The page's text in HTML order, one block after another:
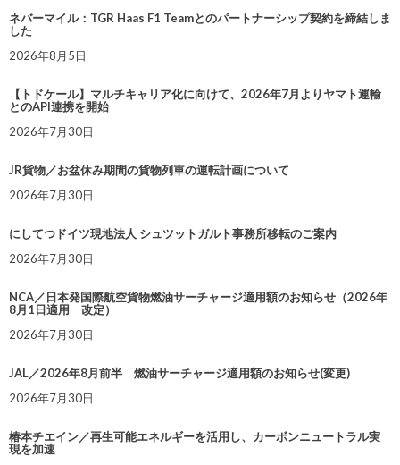
ネバーマイル：TGR Haas F1 Teamとのパートナーシップ契約を締結しま
した
2026年8月5日
【トドケール】マルチキャリア化に向けて、2026年7月よりヤマト運輸
とのAPI連携を開始
2026年7月30日
JR貨物／お盆休み期間の貨物列車の運転計画について
2026年7月30日
にしてつドイツ現地法人 シュツットガルト事務所移転のご案内
2026年7月30日
NCA／日本発国際航空貨物燃油サーチャージ適用額のお知らせ（2026年
8月1日適用 改定）
2026年7月30日
JAL／2026年8月前半 燃油サーチャージ適用額のお知らせ(変更)
2026年7月30日
椿本チエイン／再生可能エネルギーを活用し、カーボンニュートラル実
現を加速